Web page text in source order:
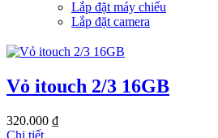
Lắp đặt máy chiếu
Lắp đặt camera
Vỏ itouch 2/3 16GB
320.000 ₫
Chi tiết